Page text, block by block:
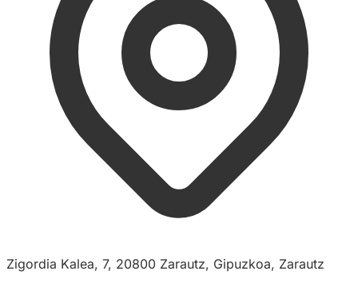
Zigordia Kalea, 7, 20800 Zarautz, Gipuzkoa, Zarautz